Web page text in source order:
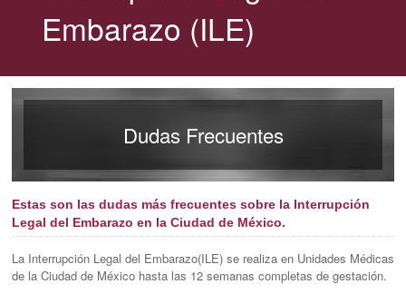
Embarazo (ILE)
Dudas Frecuentes
Estas son las dudas más frecuentes sobre la Interrupción
Legal del Embarazo en la Ciudad de México.
La Interrupción Legal del Embarazo(ILE) se realiza en Unidades Médicas
de la Ciudad de México hasta las 12 semanas completas de gestación.